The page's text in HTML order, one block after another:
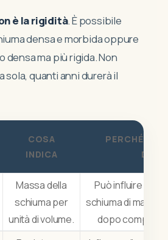
è la rigidità. È possibile
densa e morbida oppure
densa ma più rigida. Non
sola, quanti anni durerà il
COSA
INDICA
PERCHÉ
Massa della
schiuma per
unità di volume.
Può influire sulla
schiuma di
dopo